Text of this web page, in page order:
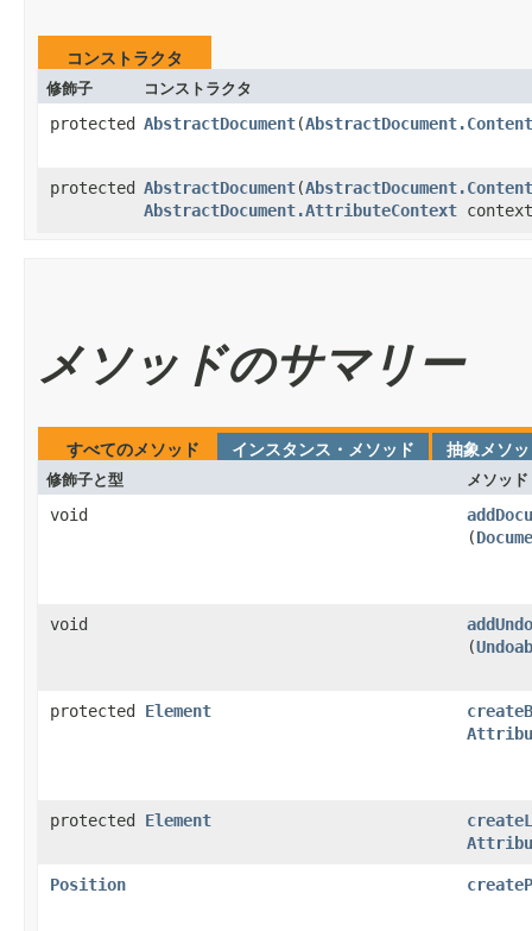
コンストラクタ
修飾子
コンストラクタ
protected AbstractDocument​(AbstractDocument.Content
protected AbstractDocument​(AbstractDocument.Content
AbstractDocument.AttributeContext
メソッドのサマリー
すべてのメソッド インスタンス・メソッド
抽象メソ
修飾子と型
メソッド
void
(
void
(
protected Element
protected Element
Position